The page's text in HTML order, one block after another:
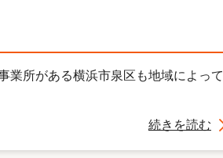
業所がある横浜市泉区も地域によって
続きを読む